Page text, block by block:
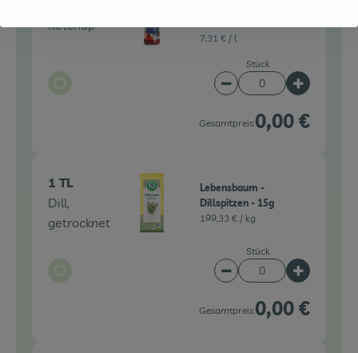
Ketchup
Auswahl ändern
7,31 € / l
Stück
Artikelanzahl
Gesamtpreis:0,00 €
1 TL
Dill,
getrocknet
Auswahl ändern
Lebensbaum -
Dillspitzen - 15g
199,33 € / kg
Stück
Artikelanzahl
Gesamtpreis:0,00 €